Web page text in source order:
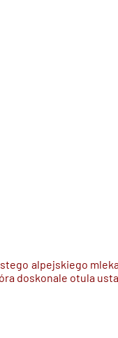
alpejskiego
doskonale otula usta